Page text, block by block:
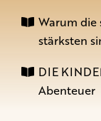
Warum
stärksten
DIE
Abenteuer